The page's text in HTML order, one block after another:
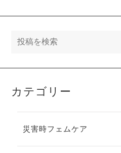
カテゴリー
災害時フェムケア